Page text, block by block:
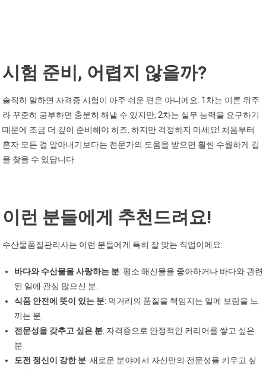
시험 준비, 어렵지 않을까?
솔직히 말하면 자격증 시험이 아주 쉬운 편은 아니에요. 1차는 이론 위주
라 꾸준히 공부하면 충분히 해낼 수 있지만, 2차는 실무 능력을 요구하기
때문에 조금 더 깊이 준비해야 하죠. 하지만 걱정하지 마세요! 처음부터
혼자 모든 걸 알아내기보다는 전문가의 도움을 받으면 훨씬 수월하게 길
을 찾을 수 있답니다.
이런 분들에게 추천드려요!
수산물품질관리사는 이런 분들에게 특히 잘 맞는 직업이에요:
바다와 수산물을 사랑하는 분: 평소 해산물을 좋아하거나 바다와 관련
된 일에 관심 많으신 분.
식품 안전에 뜻이 있는 분: 먹거리의 품질을 책임지는 일에 보람을 느
끼는 분.
전문성을 갖추고 싶은 분: 자격증으로 안정적인 커리어를 쌓고 싶은
분.
도전 정신이 강한 분: 새로운 분야에서 자신만의 전문성을 키우고 싶